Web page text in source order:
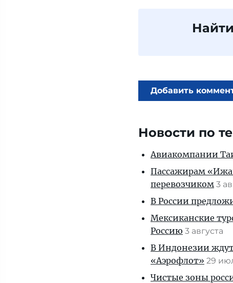
Добавить
Новости по
Авиакомпании
Пассажирам
перевозчиком 3
В России
Мексиканские
Россию 3 августа
В Индонезии
«Аэрофлот» 29
Чистые зоны